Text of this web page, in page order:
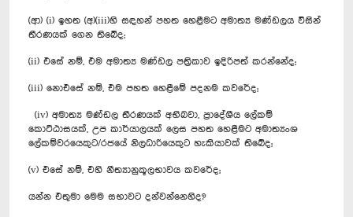
(ආ) (i) ඉහත (අ)(iii)හි සඳහන් පහත හෙළීමට අමාත්‍ය මණ්ඩලය විසින්
තීරණයක් ගෙන තිබේද;
(ii) එසේ නම්, එම අමාත්‍ය මණ්ඩල පත්‍රිකාව ඉදිරිපත් කරන්නේද;
(iii) නොඑසේ නම්, එම පහත හෙළීමේ පදනම කවරේද;
(iv) අමාත්‍ය මණ්ඩල තීරණයක් අභිබවා, ප්‍රාදේශීය ලේකම්
කොට්ඨාසයක්, උප කාර්යාලයක් ලෙස පහත හෙළීමට අමාත්‍යංශ
ලේකම්වරයෙකුට/රජයේ නිලධාරියෙකුට හැකියාවක් තිබේද;
(v) එසේ නම්, එහි නීත්‍යානුකූලභාවය කවරේද;
යන්න එතුමා මෙම සභාවට දන්වන්නෙහිද?